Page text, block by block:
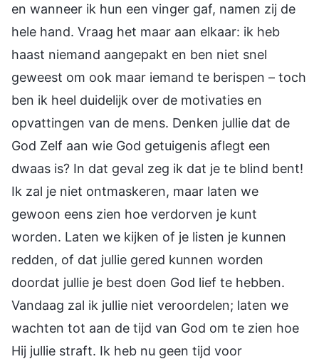
en wanneer ik hun een vinger gaf, namen zij de
hele hand. Vraag het maar aan elkaar: ik heb
haast niemand aangepakt en ben niet snel
geweest om ook maar iemand te berispen – toch
ben ik heel duidelijk over de motivaties en
opvattingen van de mens. Denken jullie dat de
God Zelf aan wie God getuigenis aflegt een
dwaas is? In dat geval zeg ik dat je te blind bent!
Ik zal je niet ontmaskeren, maar laten we
gewoon eens zien hoe verdorven je kunt
worden. Laten we kijken of je listen je kunnen
redden, of dat jullie gered kunnen worden
doordat jullie je best doen God lief te hebben.
Vandaag zal ik jullie niet veroordelen; laten we
wachten tot aan de tijd van God om te zien hoe
Hij jullie straft. Ik heb nu geen tijd voor